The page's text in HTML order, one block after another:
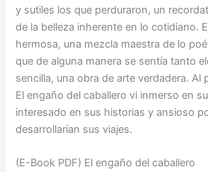
y sutiles los que perduraron, un
de la belleza inherente en lo cotidiano.
hermosa, una mezcla maestra de lo
que de alguna manera se sentía tanto
sencilla, una obra de arte verdadera. Al
El engaño del caballero vi inmerso en
interesado en sus historias y ansioso
desarrollarían sus viajes.
(E-Book PDF) El engaño del caballero